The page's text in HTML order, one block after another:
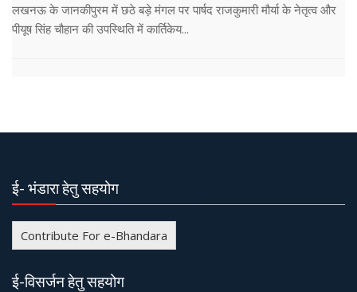
लखनऊ के जानकीपुरम में छठे बड़े मंगल पर पार्षद राजकुमारी मौर्या के नेतृत्व और
पीयूष सिंह चौहान की उपस्थिति में कार्तिकेय...
ई- भंडारा हेतु सहयोग
Contribute For e-Bhandara
ई-विसर्जन हेतु सहयोग